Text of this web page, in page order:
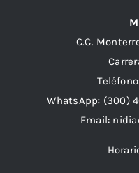
C.C.
WhatsApp: (300)
Email: